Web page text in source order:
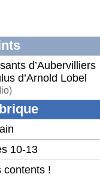
d’Aubervilliers
d’Arnold Lobel
)
10-13
contents !